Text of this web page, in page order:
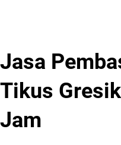
Jasa
Tikus
Jam